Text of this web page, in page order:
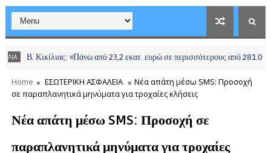
Κικίλιας: «Πάνω από 23,2 εκατ. ευρώ σε περισσότερους από 281.000
Home ΕΣΩΤΕΡΙΚΗ ΑΣΦΑΛΕΙΑ
Νέα απάτη μέσω SMS: Προσοχή
σε παραπλανητικά μηνύματα για τροχαίες κλήσεις
Νέα απάτη μέσω SMS: Προσοχή σε
παραπλανητικά μηνύματα για τροχαίες